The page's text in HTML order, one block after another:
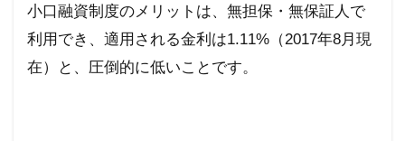
小口融資制度のメリットは、無担保・無保証人で
利用でき、適用される金利は1.11% （2017年8月現
在）と、圧倒的に低いことです。